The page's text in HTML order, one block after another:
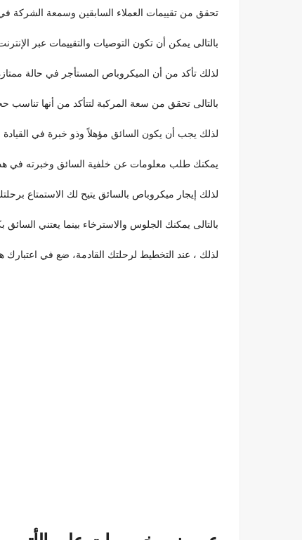
تحقق من تقييمات العملاء السابقين وسمعة الشركة في السوق
بالتالى يمكن أن تكون التوصيات والتقييمات عبر
لذلك تأكد من أن الميكروباص المستأجر في حالة
بالتالى تحقق من سعة المركبة لتتأكد من أنها
لذلك يجب أن يكون السائق مؤهلاً وذو خبرة في القيادة
يمكنك طلب معلومات عن خلفية السائق وخبرته في
لذلك إيجار ميكروباص بالسائق يتيح لك الاستمتاع
بالتالى يمكنك الجلوس والاسترخاء بينما يعتني السائق بكل
لذلك ، عند التخطيط لرحلتك القادمة، ضع في اعتبارك هذا